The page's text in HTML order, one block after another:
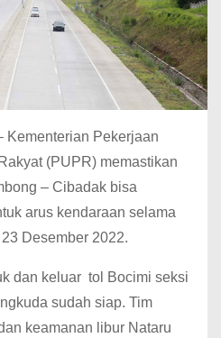
Kementerian Pekerjaan
(PUPR) memastikan
– Cibadak bisa
arus kendaraan selama
Desember 2022.
dan keluar tol Bocimi seksi
sudah siap. Tim
keamanan libur Nataru